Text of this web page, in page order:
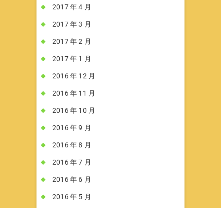
2017 年 4 月
2017 年 3 月
2017 年 2 月
2017 年 1 月
2016 年 12 月
2016 年 11 月
2016 年 10 月
2016 年 9 月
2016 年 8 月
2016 年 7 月
2016 年 6 月
2016 年 5 月